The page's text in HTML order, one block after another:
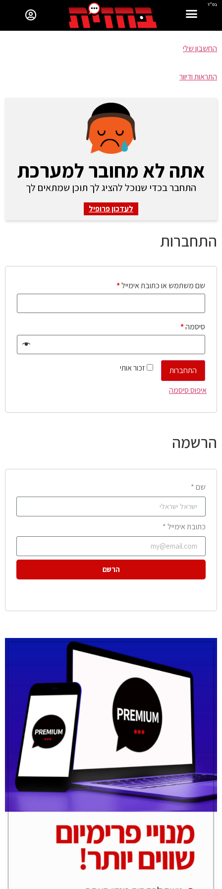
בס"ד
החשבון שלי
התראות ודיוור
אתה לא מחובר למערכת
התחבר בכדי שנוכל להציג לך תוכן שמתאים לך
לעדכון פרופיל
התחברות
שם משתמש או כתובת אימייל*
סיסמה*
זכור אותי
התחברות
איפוס סיסמה
הרשמה
שם *
כתובת אימייל *
הרשם